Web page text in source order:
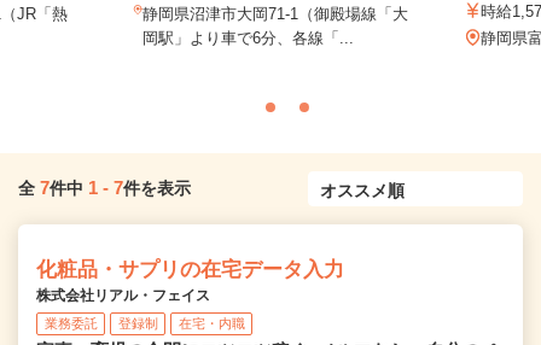
JR「熱
静岡県沼津市大岡71-1（御殿場線「大
岡駅」より車で6分、各線「...
時給
静岡県
全 7件中 1 - 7件を表示
化粧品・サプリの在宅データ入力
株式会社リアル・フェイス
業務委託 登録制 在宅・内職